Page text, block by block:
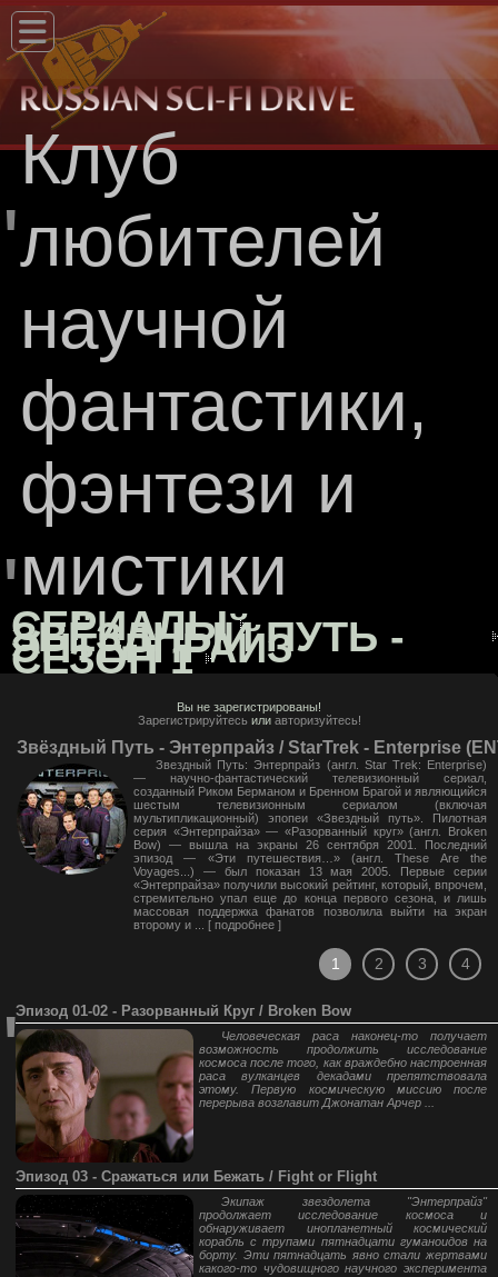
Клуб
любителей
научной
фантастики,
фэнтези и
мистики
СЕРИАЛЫ
ЗВЁЗДНЫЙ ПУТЬ -
ЭНТЕРПРАЙЗ
СЕЗОН 1
Вы не зарегистрированы!
Зарегистрируйтесьили авторизуйтесь!
Звёздный Путь - Энтерпрайз / StarTrek - Enterprise
Звездный Путь: Энтерпрайз (англ. Star Trek: Enterprise)
— научно-фантастический телевизионный сериал,
созданный Риком Берманом и Бренном Брагой и являющийся
шестым телевизионным сериалом (включая
мультипликационный) эпопеи «Звездный путь». Пилотная
серия «Энтерпрайза» — «Разорванный круг» (англ. Broken
Bow) — вышла на экраны 26 сентября 2001. Последний
эпизод — «Эти путешествия…» (англ. These Are the
Voyages...) — был показан 13 мая 2005. Первые серии
«Энтерпрайза» получили высокий рейтинг, который, впрочем,
стремительно упал еще до конца первого сезона, и лишь
массовая поддержка фанатов позволила выйти на экран
второму и ... [ подробнее ]
1 2 3 4
Эпизод 01-02 - Разорванный Круг / Broken Bow
Человеческая раса наконец-то получает
возможность продолжить исследование
космоса после того, как враждебно настроенная
раса вулканцев декадами препятствовала
этому. Первую космическую миссию после
перерыва возглавит Джонатан Арчер ...
Эпизод 03 - Сражаться или Бежать / Fight or Flight
Экипаж звездолета "Энтерпрайз"
продолжает исследование космоса и
обнаруживает инопланетный космический
корабль с трупами пятнадцати гуманоидов на
борту. Эти пятнадцать явно стали жертвами
какого-то чудовищного научного эксперимента